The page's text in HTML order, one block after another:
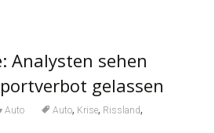
Analysten sehen
gelassen
Auto Auto, Krise, Rissland,